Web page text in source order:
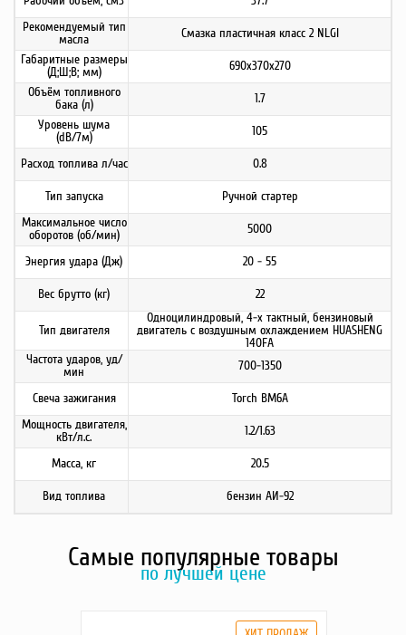
Рекомендуемый тип
масла
Смазка пластичная класс 2 NLGI
Габаритные размеры
(Д;Ш;В; мм)
690х370х270
Объём топливного
бака (л)
1.7
Уровень шума
(dB/7м)
105
Расход топлива л/час 0.8
Тип запуска
Ручной стартер
Максимальное число
оборотов (об/мин)
5000
Энергия удара (Дж) 20 - 55
Вес брутто (кг) 22
Тип двигателя
Одноцилиндровый, 4-х тактный, бензиновый
двигатель с воздушным охлаждением HUASHENG
140FA
Частота ударов, уд/
мин
700-1350
Свеча зажигания
Torch BM6A
Мощность двигателя,
кВт/л.с.
1.2/1.63
Масса, кг 20.5
Вид топлива бензин АИ-92
Самые популярные товары
по лучшей цене